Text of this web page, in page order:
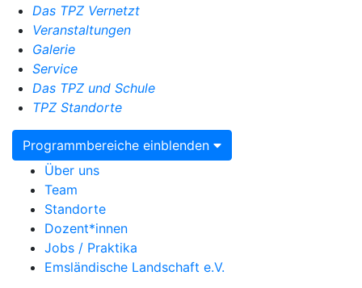
Das TPZ Vernetzt
Veranstaltungen
Galerie
Service
Das TPZ und Schule
TPZ Standorte
Programmbereiche einblenden
Über uns
Team
Standorte
Dozent*innen
Jobs / Praktika
Emsländische Landschaft e.V.